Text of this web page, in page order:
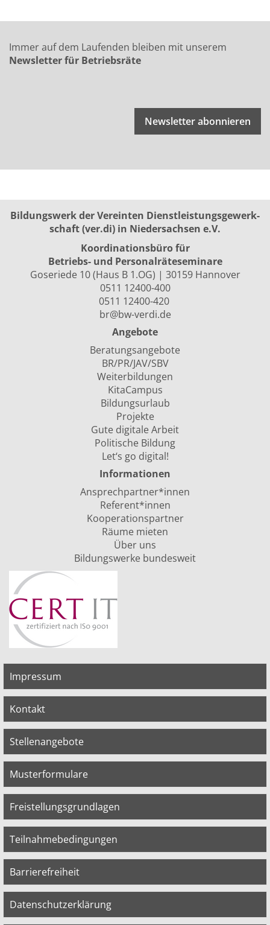
Immer auf dem Laufenden bleiben mit unserem
Newsletter für Betriebsräte
Newsletter abonnieren
Bildungswerk der Vereinten Dienst­leis­tungs­ge­werk­
schaft (ver.di) in Niedersachsen e.V.
Koordinationsbüro für
Betriebs- und Personalräte­seminare
Goseriede 10 (Haus B 1.OG) | 30159 Hannover
0511 12400-400
0511 12400-420
br@bw-verdi.de
Angebote
Beratungsangebote
BR/PR/JAV/SBV
Weiterbildungen
KitaCampus
Bildungsurlaub
Projekte
Gute digitale Arbeit
Politische Bildung
Let‘s go digital!
Informationen
Ansprechpartner*innen
Referent*innen
Kooperationspartner
Räume mieten
Über uns
Bildungswerke bundesweit
Impressum
Kontakt
Stellenangebote
Musterformulare
Freistellungsgrundlagen
Teilnahmebedingungen
Barrierefreiheit
Datenschutzerklärung